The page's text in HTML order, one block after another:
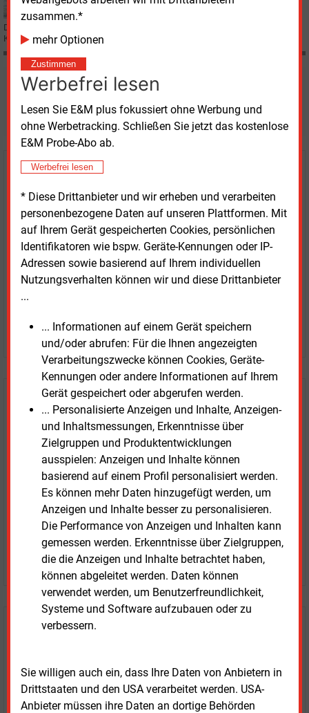
zusammen.*
mehr Optionen
Zustimmen
Werbefrei lesen
Lesen Sie E&M plus fokussiert ohne Werbung und
ohne Werbetracking. Schließen Sie jetzt das kostenlose
E&M Probe-Abo ab.
Werbefrei lesen
* Diese Drittanbieter und wir erheben und verarbeiten
personenbezogene Daten auf unseren Plattformen. Mit
auf Ihrem Gerät gespeicherten Cookies, persönlichen
Identifikatoren wie bspw. Geräte-Kennungen oder IP-
Adressen sowie basierend auf Ihrem individuellen
Nutzungsverhalten können wir und diese Drittanbieter
...
... Informationen auf einem Gerät speichern
und/oder abrufen: Für die Ihnen angezeigten
Verarbeitungszwecke können Cookies, Geräte-
Kennungen oder andere Informationen auf Ihrem
Gerät gespeichert oder abgerufen werden.
... Personalisierte Anzeigen und Inhalte, Anzeigen-
und Inhaltsmessungen, Erkenntnisse über
Zielgruppen und Produktentwicklungen
ausspielen: Anzeigen und Inhalte können
basierend auf einem Profil personalisiert werden.
Es können mehr Daten hinzugefügt werden, um
Anzeigen und Inhalte besser zu personalisieren.
Die Performance von Anzeigen und Inhalten kann
gemessen werden. Erkenntnisse über Zielgruppen,
die die Anzeigen und Inhalte betrachtet haben,
können abgeleitet werden. Daten können
verwendet werden, um Benutzerfreundlichkeit,
Systeme und Software aufzubauen oder zu
verbessern.
Sie willigen auch ein, dass Ihre Daten von Anbietern in
Drittstaaten und den USA verarbeitet werden. USA-
Anbieter müssen ihre Daten an dortige Behörden
Durch die zögerliche Entwicklung beim Erneuerbaren-Ausbau sind trotz des
Kohleausstiegs die Klimaziele Deutschlands in Gefahr, warnen Forscher.
Möchten Sie diese und
weitere Nachrichten lesen?
Kaufen Sie den Artikel
JETZT ARTIKEL KAUFEN
Testen SieE&M
kostenlos und
unverbindlich
Zwei Wochen kostenfreier Zugang
Zugang auf stündlich aktualisierte Nachrichten mit
Prognose- und Marktdaten
+ einmal täglich E&M daily
+ zwei Ausgaben der Zeitung E&M
ohne automatische Verlängerung
JETZT KOSTENLOS TESTEN
Login für Kunden